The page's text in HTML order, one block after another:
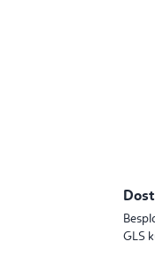
GLS